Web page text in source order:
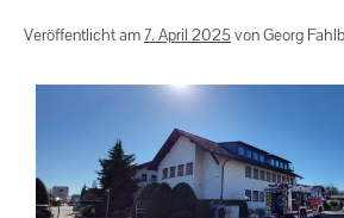
Veröffentlicht am 7. April 2025vonGeorg